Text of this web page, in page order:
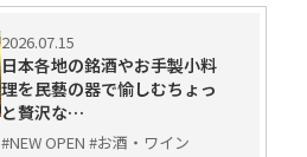
2026.07.15
日本各地の銘酒やお手製小料
理を民藝の器で愉しむちょっ
と贅沢な…
#NEW OPEN #お酒・ワイン